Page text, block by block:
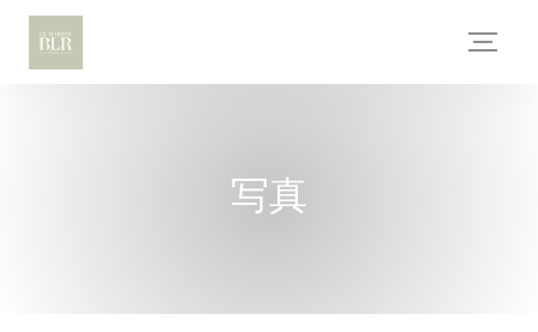
クッキー利用の管理について
写真